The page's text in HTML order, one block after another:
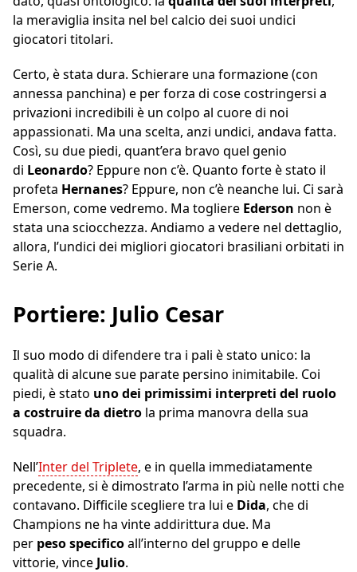
la meraviglia insita nel bel calcio dei suoi undici
giocatori titolari.
Certo, è stata dura. Schierare una formazione (con
annessa panchina) e per forza di cose costringersi a
privazioni incredibili è un colpo al cuore di noi
appassionati. Ma una scelta, anzi undici, andava fatta.
Così, su due piedi, quant’era bravo quel genio
di Leonardo? Eppure non c’è. Quanto forte è stato il
profeta Hernanes? Eppure, non c’è neanche lui. Ci sarà
Emerson, come vedremo. Ma togliere Ederson non è
stata una sciocchezza. Andiamo a vedere nel dettaglio,
allora, l’undici dei migliori giocatori brasiliani orbitati in
Serie A.
Portiere: Julio Cesar
Il suo modo di difendere tra i pali è stato unico: la
qualità di alcune sue parate persino inimitabile. Coi
piedi, è stato uno dei primissimi interpreti del ruolo
a costruire da dietro la prima manovra della sua
squadra.
Nell’Inter del Triplete, e in quella immediatamente
precedente, si è dimostrato l’arma in più nelle notti che
contavano. Difficile scegliere tra lui e Dida, che di
Champions ne ha vinte addirittura due. Ma
per pesospecificoall’interno del gruppo e delle
vittorie, vince Julio.